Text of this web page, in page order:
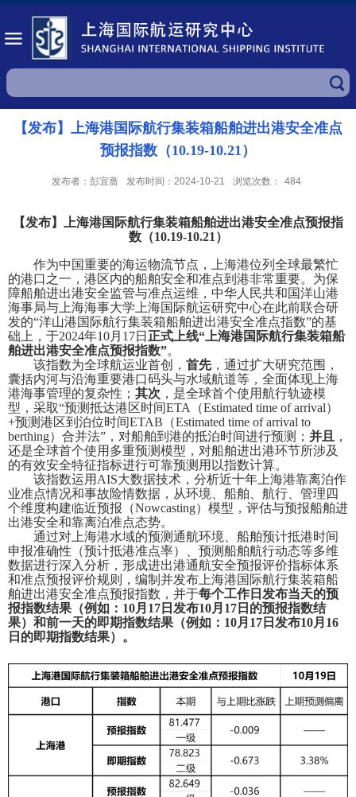
【发布】上海港国际航行集装箱船舶进出港安全准点
预报指数（10.19-10.21）
发布者：彭宜蔷 发布时间：2024-10-21 浏览次数： 484
【发布】上海港国际航行集装箱船舶进出港安全准点预报指
数（10.19-10.21 ）
作为中国重要的海运物流节点，上海港位列全球最繁忙
的港口之一，港区内的船舶安全和准点到港非常重要。为保
障船舶进出港安全监管与准点运维，中华人民共和国洋山港
海事局与上海海事大学上海国际航运研究中心在此前联合研
发的“洋山港国际航行集装箱船舶进出港安全准点指数”的基
础上，于2024年10月 17日 正式上线“上海港国际航行集装箱船
舶进出港安全准点预报指数”。
该指数为全球航运业首创，首先，通过扩大研究范围，
囊括内河与沿海重要港口码头与水域航道等，全面体现上海
港海事管理的复杂性； 其次 ，是全球首个使用航行轨迹模
型，采取“预测抵达港区时间ETA （Estimated time of arrival）
+预测港区到泊位时间ETAB （Estimated time of arrival to
berthing）合并法”，对船舶到港的抵泊时间进行预测； 并且
，
还是全球首个使用多重预测模型，对船舶进出港环节所涉及
的有效安全特征指标进行可靠预测用以指数计算。
该指数运用 AIS大数据技术，分析近十年上海港靠离泊作
业准点情况和事故险情数据，从环境、船舶、航行、管理四
个维度构建临近预报（Nowcasting）模型，评估与预报船舶进
出港安全和靠离泊准点态势。
通过对上海港水域的预测通航环境、船舶预计抵港时间
申报准确性（预计抵港准点率）、预测船舶航行动态等多维
数据进行深入分析，形成进出港通航安全预报评价指标体系
和准点预报评价规则，编制并发布上海港国际航行集装箱船
舶进出港安全准点预报指数，并于每个工作日发布当天的预
报指数结果（例如： 10月 17 日发布10月 17 日的预报指数结
果）和前一天的即期指数结果（例如： 10月 17 日发布10月 16
日的即期指数结果）。